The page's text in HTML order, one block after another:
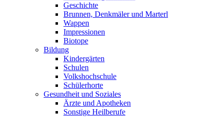
Geschichte
Brunnen, Denkmäler und Marterl
Wappen
Impressionen
Biotope
Bildung
Kindergärten
Schulen
Volkshochschule
Schülerhorte
Gesundheit und Soziales
Ärzte und Apotheken
Sonstige Heilberufe